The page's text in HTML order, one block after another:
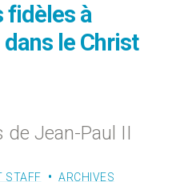
fidèles à
le Christ
Jean-Paul II
STAFF ARCHIVES